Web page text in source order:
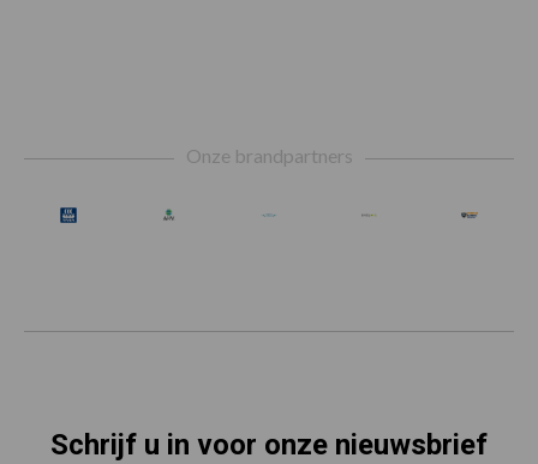
Onze brandpartners
Schrijf u in voor onze nieuwsbrief